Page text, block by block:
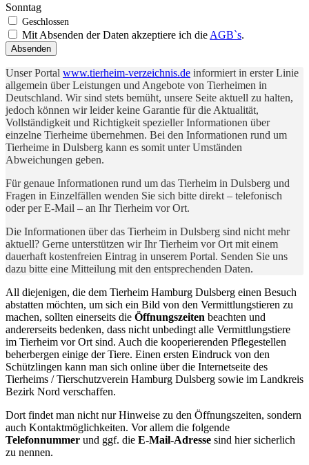
Sonntag
Mit Absenden der Daten akzeptiere ich die AGB`s.
Absenden
Unser Portal www.tierheim-verzeichnis.de informiert in erster Linie
allgemein über Leistungen und Angebote von Tierheimen in
Deutschland. Wir sind stets bemüht, unsere Seite aktuell zu halten,
jedoch können wir leider keine Garantie für die Aktualität,
Vollständigkeit und Richtigkeit spezieller Informationen über
einzelne Tierheime übernehmen. Bei den Informationen rund um
Tierheime in Dulsberg kann es somit unter Umständen
Abweichungen geben.
Für genaue Informationen rund um das Tierheim in Dulsberg und
Fragen in Einzelfällen wenden Sie sich bitte direkt – telefonisch
oder per E-Mail – an Ihr Tierheim vor Ort.
Die Informationen über das Tierheim in Dulsberg sind nicht mehr
aktuell? Gerne unterstützen wir Ihr Tierheim vor Ort mit einem
dauerhaft kostenfreien Eintrag in unserem Portal. Senden Sie uns
dazu bitte eine Mitteilung mit den entsprechenden Daten.
All diejenigen, die dem Tierheim Hamburg Dulsberg einen Besuch
abstatten möchten, um sich ein Bild von den Vermittlungstieren zu
machen, sollten einerseits die Öffnungszeiten beachten und
andererseits bedenken, dass nicht unbedingt alle Vermittlungstiere
im Tierheim vor Ort sind. Auch die kooperierenden Pflegestellen
beherbergen einige der Tiere. Einen ersten Eindruck von den
Schützlingen kann man sich online über die Internetseite des
Tierheims / Tierschutzverein Hamburg Dulsberg sowie im Landkreis
Bezirk Nord verschaffen.
Dort findet man nicht nur Hinweise zu den Öffnungszeiten, sondern
auch Kontaktmöglichkeiten. Vor allem die folgende
Telefonnummer und ggf. die E-Mail-Adresse sind hier sicherlich
zu nennen.